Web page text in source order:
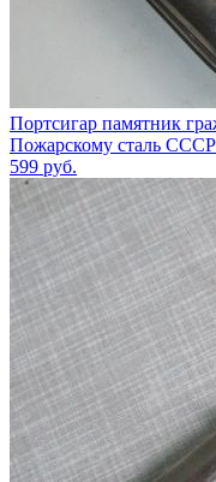
Портсигар памятник
Пожарскому сталь
599 руб.